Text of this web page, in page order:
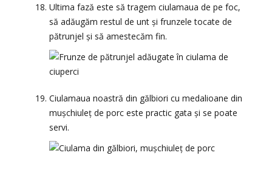
Ultima fază este să tragem ciulamaua de pe foc,
să adăugăm restul de unt și frunzele tocate de
pătrunjel și să amestecăm fin.
Ciulamaua noastră din gălbiori cu medalioane din
mușchiuleț de porc este practic gata și se poate
servi.